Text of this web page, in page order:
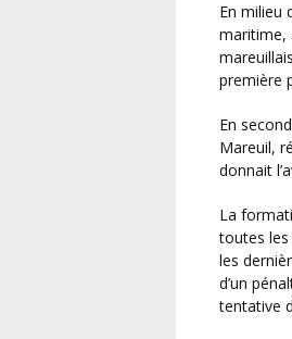
En milieu de première mi-temps, et contre toute attente, Mathis HILAIRET, l’avant-centre
maritime,
première
En seconde période, la sortie sur blessure de Paulin SOURISSEAU s’est ressentie du côté de
Mareuil,
donnait
La formation de Mareuil a bien tenté de revenir au score, mais Etienne QUEBAUD a annihilé
toutes les
les
d’un
tentative